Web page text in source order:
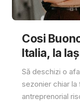
Cosi
Italia, la
Să deschizi o
sezonier chiar la
antreprenorial